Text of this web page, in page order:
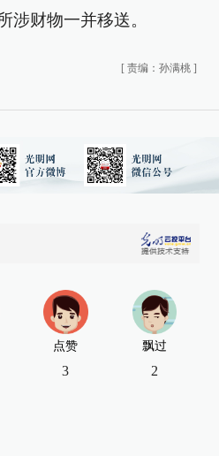
涉财物一并移送。
[ 责编：孙满桃 ]
点赞
3
飘过
2